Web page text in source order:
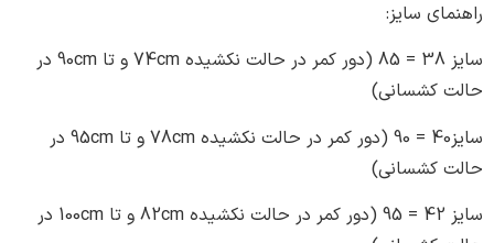
سایز:
سایز 38 = 85 (دور کمر در حالت نکشیده 74cm و تا 90cm در
کشسانی)
سایز40 = 90 (دور کمر در حالت نکشیده 78cm و تا 95cm در
کشسانی)
سایز 42 = 95 (دور کمر در حالت نکشیده 82cm و تا 100cm در